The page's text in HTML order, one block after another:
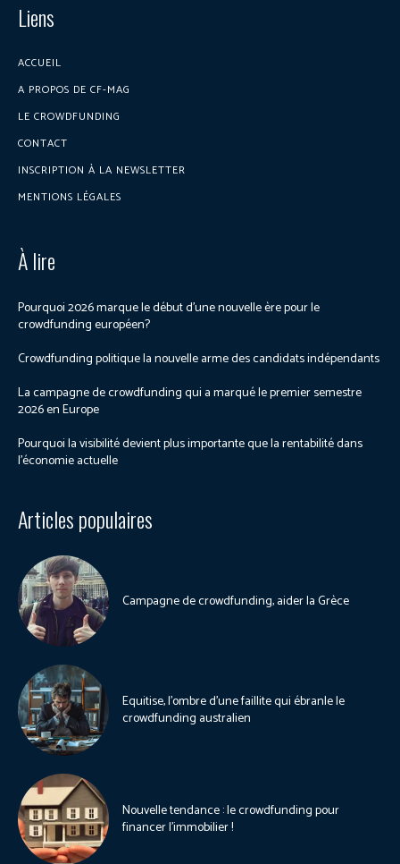
Liens
ACCUEIL
A PROPOS DE CF-MAG
LE CROWDFUNDING
CONTACT
INSCRIPTION À LA NEWSLETTER
MENTIONS LÉGALES
À lire
Pourquoi 2026 marque le début d’une nouvelle ère pour le
crowdfunding européen?
Crowdfunding politique la nouvelle arme des candidats indépendants
La campagne de crowdfunding qui a marqué le premier semestre
2026 en Europe
Pourquoi la visibilité devient plus importante que la rentabilité dans
l’économie actuelle
Articles populaires
Campagne de crowdfunding, aider la Grèce
Equitise, l’ombre d’une faillite qui ébranle le
crowdfunding australien
Nouvelle tendance : le crowdfunding pour
financer l’immobilier !